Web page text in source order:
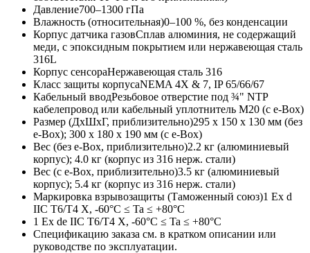
Давление700–1300 гПа
Влажность (относительная)0–100 %, без конденсации
Корпус датчика газовСплав алюминия, не содержащий
меди, с эпоксидным покрытием или нержавеющая сталь
316L
Корпус сенсораНержавеющая сталь 316
Класс защиты корпусаNEMA 4X & 7, IP 65/66/67
Кабельный вводРезьбовое отверстие под ¾" NТР
кабелепровод или кабельный уплотнитель M20 (с e-Box)
Размер (ДхШхГ, приблизительно)295 x 150 x 130 мм (без
e-Box); 300 x 180 x 190 мм (с e-Box)
Вес (без e-Box, приблизительно)2.2 кг (алюминиевый
корпус); 4.0 кг (корпус из 316 нерж. стали)
Вес (с e-Box, приблизительно)3.5 кг (алюминиевый
корпус); 5.4 кг (корпус из 316 нерж. стали)
Маркировка взрывозащиты (Таможенный союз)1 Ex d
IIC T6/T4 X, -60°C ≤ Ta ≤ +80°C
1 Ex de IIC T6/T4 X, -60°C ≤ Ta ≤ +80°C
Спецификацию заказа см. в кратком описании или
руководстве по эксплуатации.